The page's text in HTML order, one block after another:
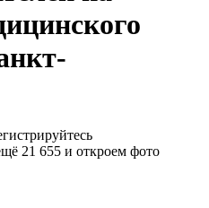
21 655 и откроем фото